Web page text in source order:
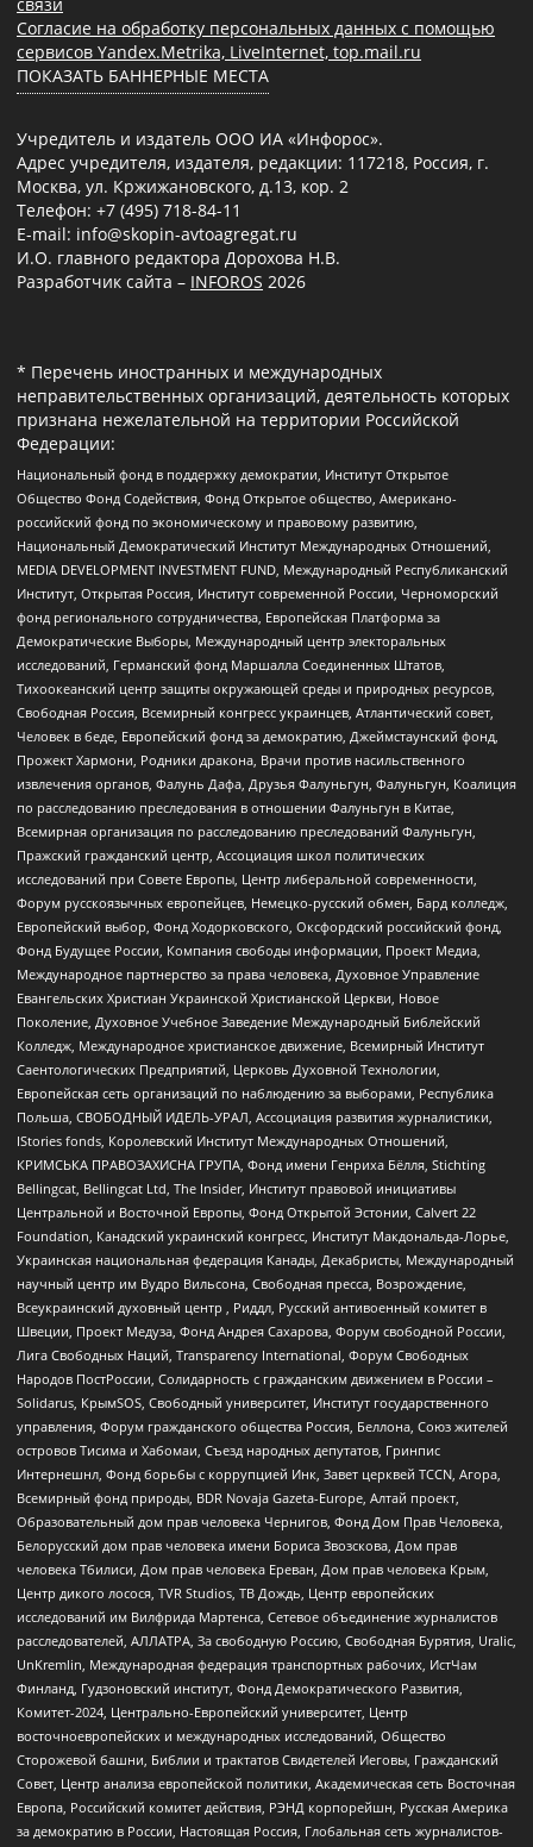
Согласие на обработку персональных данных с помощью
сервисов Yandex.Metrika, LiveInternet, top.mail.ru
ПОКАЗАТЬ БАННЕРНЫЕ МЕСТА
Учредитель и издатель ООО ИА «Инфорос».
Адрес учредителя, издателя, редакции: 117218, Россия, г.
Москва, ул. Кржижановского, д.13, кор. 2
Телефон: +7 (495) 718-84-11
E-mail: info@skopin-avtoagregat.ru
И.О. главного редактора Дорохова Н.В.
Разработчик сайта – INFOROS 2026
* Перечень иностранных и международных
неправительственных организаций, деятельность которых
признана нежелательной на территории Российской
Федерации:
Национальный фонд в поддержку демократии, Институт Открытое
Общество Фонд Содействия, Фонд Открытое общество, Американо-
российский фонд по экономическому и правовому развитию,
Национальный Демократический Институт Международных Отношений,
MEDIA DEVELOPMENT INVESTMENT FUND, Международный Республиканский
Институт, Открытая Россия, Институт современной России, Черноморский
фонд регионального сотрудничества, Европейская Платформа за
Демократические Выборы, Международный центр электоральных
исследований, Германский фонд Маршалла Соединенных Штатов,
Тихоокеанский центр защиты окружающей среды и природных ресурсов,
Свободная Россия, Всемирный конгресс украинцев, Атлантический совет,
Человек в беде, Европейский фонд за демократию, Джеймстаунский фонд,
Прожект Хармони, Родники дракона, Врачи против насильственного
извлечения органов, Фалунь Дафа, Друзья Фалуньгун, Фалуньгун, Коалиция
по расследованию преследования в отношении Фалуньгун в Китае,
Всемирная организация по расследованию преследований Фалуньгун,
Пражский гражданский центр, Ассоциация школ политических
исследований при Совете Европы, Центр либеральной современности,
Форум русскоязычных европейцев, Немецко-русский обмен, Бард колледж,
Европейский выбор, Фонд Ходорковского, Оксфордский российский фонд,
Фонд Будущее России, Компания свободы информации, Проект Медиа,
Международное партнерство за права человека, Духовное Управление
Евангельских Христиан Украинской Христианской Церкви, Новое
Поколение, Духовное Учебное Заведение Международный Библейский
Колледж, Международное христианское движение, Всемирный Институт
Саентологических Предприятий, Церковь Духовной Технологии,
Европейская сеть организаций по наблюдению за выборами, Республика
Польша, СВОБОДНЫЙ ИДЕЛЬ-УРАЛ, Ассоциация развития журналистики,
IStories fonds, Королевский Институт Международных Отношений,
КРИМСЬКА ПРАВОЗАХИСНА ГРУПА, Фонд имени Генриха Бёлля, Stichting
Bellingcat, Bellingcat Ltd, The Insider, Институт правовой инициативы
Центральной и Восточной Европы, Фонд Открытой Эстонии, Calvert 22
Foundation, Канадский украинский конгресс, Институт Макдональда-Лорье,
Украинская национальная федерация Канады, Декабристы, Международный
научный центр им Вудро Вильсона, Свободная пресса, Возрождение,
Всеукраинский духовный центр , Риддл, Русский антивоенный комитет в
Швеции, Проект Медуза, Фонд Андрея Сахарова, Форум свободной России,
Лига Свободных Наций, Transparеncy International, Форум Свободных
Народов ПостРоссии, Солидарность с гражданским движением в России –
Solidarus, КрымSOS, Свободный университет, Институт государственного
управления, Форум гражданского общества Россия, Беллона, Союз жителей
островов Тисима и Хабомаи, Съезд народных депутатов, Гринпис
Интернешнл, Фонд борьбы с коррупцией Инк, Завет церквей TCCN, Агора,
Всемирный фонд природы, BDR Novaja Gazeta-Europe, Алтай проект,
Образовательный дом прав человека Чернигов, Фонд Дом Прав Человека,
Белорусский дом прав человека имени Бориса Звозскова, Дом прав
человека Тбилиси, Дом прав человека Ереван, Дом прав человека Крым,
Центр дикого лосося, TVR Studios, ТВ Дождь, Центр европейских
исследований им Вилфрида Мартенса, Сетевое объединение журналистов
расследователей, АЛЛАТРА, За свободную Россию, Свободная Бурятия, Uralic,
UnKremlin, Международная федерация транспортных рабочих, ИстЧам
Финланд, Гудзоновский институт, Фонд Демократического Развития,
Комитет-2024, Центрально-Европейский университет, Центр
восточноевропейских и международных исследований, Общество
Сторожевой башни, Библии и трактатов Свидетелей Иеговы, Гражданский
Совет, Центр анализа европейской политики, Академическая сеть Восточная
Европа, Российский комитет действия, РЭНД корпорейшн, Русская Америка
за демократию в России, Настоящая Россия, Глобальная сеть журналистов-